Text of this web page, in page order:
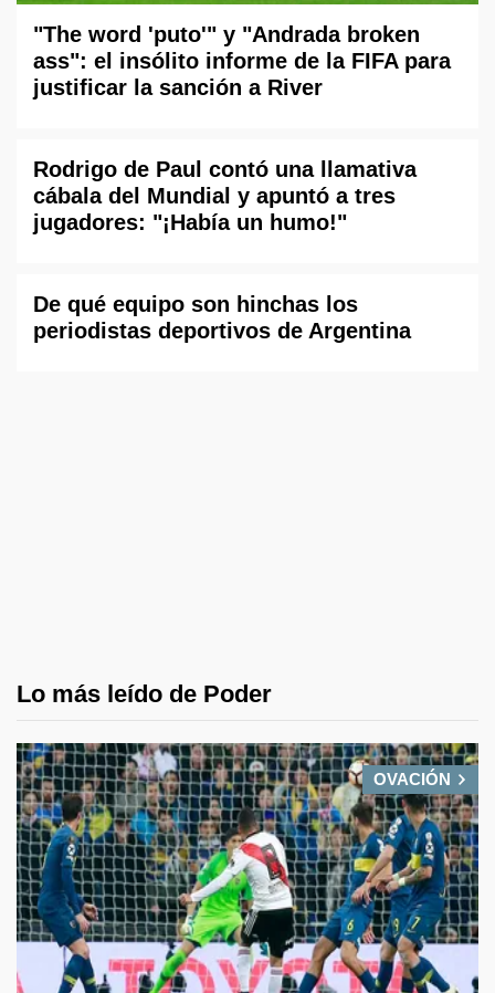
"The word 'puto'" y "Andrada broken
ass": el insólito informe de la FIFA para
justificar la sanción a River
Rodrigo de Paul contó una llamativa
cábala del Mundial y apuntó a tres
jugadores: "¡Había un humo!"
De qué equipo son hinchas los
periodistas deportivos de Argentina
Lo más leído de Poder
OVACIÓN